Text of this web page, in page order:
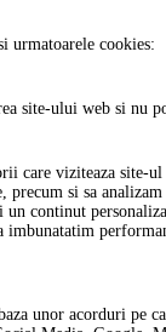
urmatoarele cookies:
site-ului web si nu
care viziteaza site-ul
si sa
continut
imbunatatim
unor acorduri pe